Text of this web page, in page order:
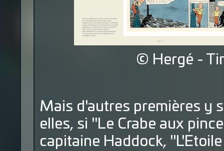
© Hergé -
Mais d'autres premières y
elles, si "Le Crabe aux
capitaine Haddock,